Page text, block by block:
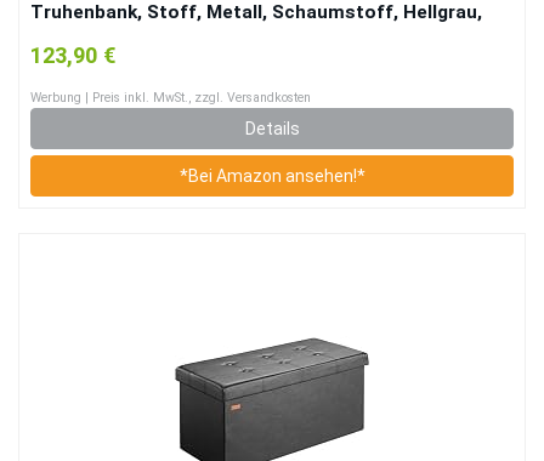
Truhenbank, Stoff, Metall, Schaumstoff, Hellgrau,
100 x 40 x 42 cm
123,90 €
Werbung | Preis inkl. MwSt., zzgl. Versandkosten
Details
*Bei Amazon ansehen!*